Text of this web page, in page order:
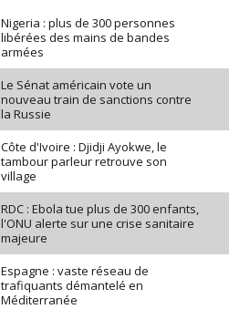
Nigeria : plus de 300 personnes
libérées des mains de bandes
armées
Le Sénat américain vote un
nouveau train de sanctions contre
la Russie
Côte d'Ivoire : Djidji Ayokwe, le
tambour parleur retrouve son
village
RDC : Ebola tue plus de 300 enfants,
l'ONU alerte sur une crise sanitaire
majeure
Espagne : vaste réseau de
trafiquants démantelé en
Méditerranée